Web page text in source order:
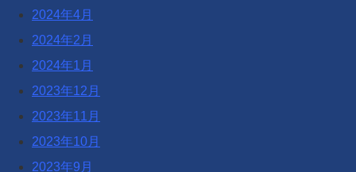
2024年4月
2024年2月
2024年1月
2023年12月
2023年11月
2023年10月
2023年9月